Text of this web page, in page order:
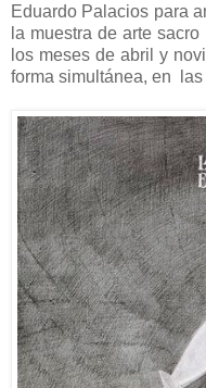
Eduardo Palacios para
la muestra de arte
los meses de abril y
forma simultánea, en